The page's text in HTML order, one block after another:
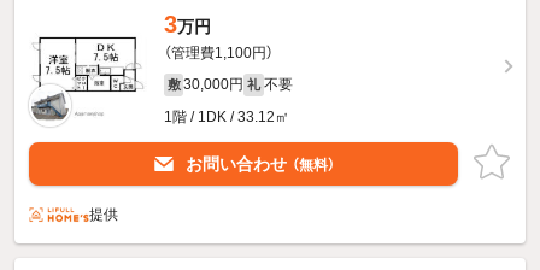
3万円
（管理費1,100円）
敷 30,000円 礼 不要
1階 / 1DK / 33.12㎡
お問い合わせ （無料）
提供